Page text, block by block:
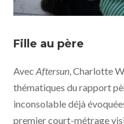
Distribution
Fille au père
AvecAftersun, Charlotte
thématiques du rapport
inconsolable déjà
premier court-métrage